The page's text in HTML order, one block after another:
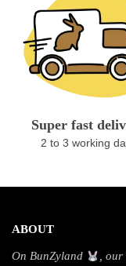
Super fast
2 to 3 working
ABOUT
On BunZyland
,